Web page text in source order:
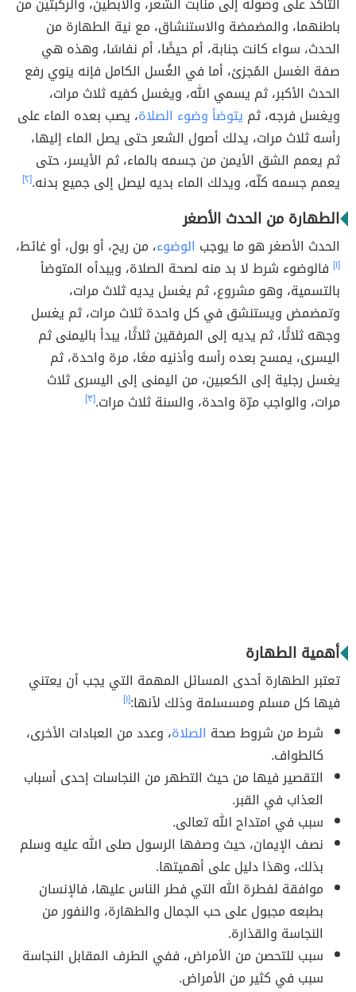
باطنهما، والمضمضة والاستنشاق، مع نية الطهارة من
الحدث، سواء كانت جنابة، أم حيضًا، أم نفاسًا، وهذه هي
صفة الغسل المُجزئ، أما في الغُسل الكامل فإنه ينوي رفع
الحدث الأكبر، ثم يسمي الله، ويغسل كفيه ثلاث مرات،
ويغسل فرجه، ثم يتوضأ وضوء الصلاة، يصب بعده الماء على
رأسه ثلاث مرات، يدلك أصول الشعر حتى يصل الماء إليها،
ثم يعمم الشق الأيمن من جسمه بالماء، ثم الأيسر، حتى
يعمم جسمه كلّه، ويدلك الماء بديه ليصل إلى جميع بدنه.[٢]
الطهارة من الحدث الأصغر
الحدث الأصغر هو ما يوجب الوضوء، من ريح، أو بول، أو غائط،
[١] فالوضوء شرط لا بد منه لصحة الصلاة، ويبدأه المتوضأ
بالتسمية، وهو مشروع، ثم يغسل يديه ثلاث مرات،
وتمضمض ويستنشق في كل واحدة ثلاث مرات، ثم يغسل
وجهه ثلاثًا، ثم يديه إلى المرفقين ثلاثًا، يبدأ باليمنى ثم
اليسرى، يمسح بعده رأسه وأذنيه معًا، مرة واحدة، ثم
يغسل رجلية إلى الكعبين، من اليمنى إلى اليسرى ثلاث
مرات، والواجب مرّة واحدة، والسنة ثلاث مرات.[٣]
أهمية الطهارة
تعتبر الطهارة أحدى المسائل المهمة التي يجب أن يعتني
فيها كل مسلم ومسسلمة وذلك لأنها:[١]
شرط من شروط صحة الصلاة، وعدد من العبادات الأخرى،
كالطواف.
التقصير فيها من حيث التطهر من النجاسات إحدى أسباب
العذاب في القبر.
سبب في امتداح الله تعالى.
نصف الإيمان، حيث وصفها الرسول صلى الله عليه وسلم
بذلك، وهذا دليل على أهميتها.
موافقة لفطرة الله التي فطر الناس عليها، فالإنسان
بطبعه مجبول على حب الجمال والطهارة، والنفور من
النجاسة والقذارة.
سبب للتحصن من الأمراض، ففي الطرف المقابل النجاسة
سبب في كثير من الأمراض.